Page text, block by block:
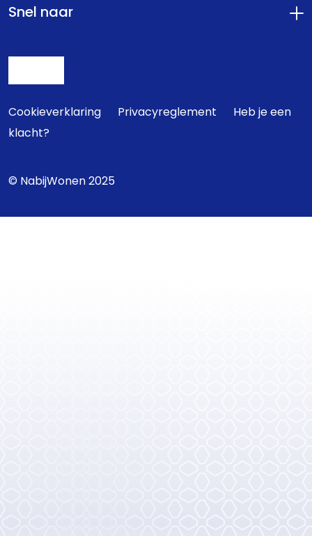
Snel naar
Cookieverklaring Privacyreglement
Heb je een
klacht?
© NabijWonen 2025